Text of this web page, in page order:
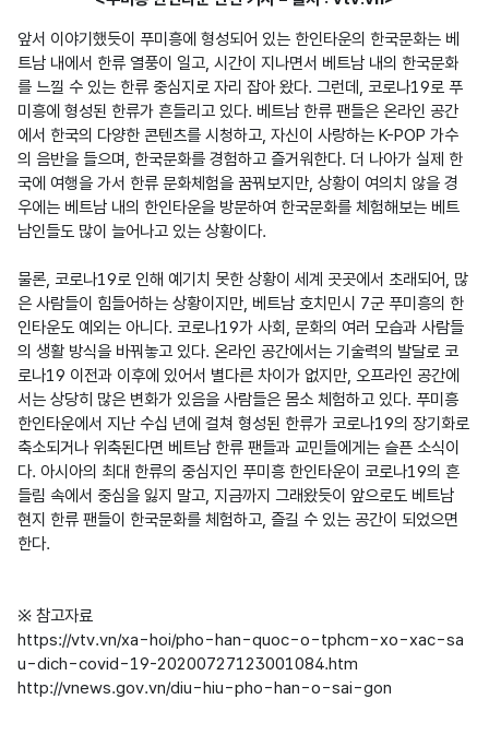
앞서 이야기했듯이 푸미흥에 형성되어 있는 한인타운의 한국문화는 베
트남 내에서 한류 열풍이 일고, 시간이 지나면서 베트남 내의 한국문화
를 느낄 수 있는 한류 중심지로 자리 잡아 왔다. 그런데, 코로나19로 푸
미흥에 형성된 한류가 흔들리고 있다. 베트남 한류 팬들은 온라인 공간
에서 한국의 다양한 콘텐츠를 시청하고, 자신이 사랑하는 K-POP 가수
의 음반을 들으며, 한국문화를 경험하고 즐거워한다. 더 나아가 실제 한
국에 여행을 가서 한류 문화체험을 꿈꿔보지만, 상황이 여의치 않을 경
우에는 베트남 내의 한인타운을 방문하여 한국문화를 체험해보는 베트
남인들도 많이 늘어나고 있는 상황이다.
물론, 코로나19로 인해 예기치 못한 상황이 세계 곳곳에서 초래되어, 많
은 사람들이 힘들어하는 상황이지만, 베트남 호치민시 7군 푸미흥의 한
인타운도 예외는 아니다. 코로나19가 사회, 문화의 여러 모습과 사람들
의 생활 방식을 바꿔놓고 있다. 온라인 공간에서는 기술력의 발달로 코
로나19 이전과 이후에 있어서 별다른 차이가 없지만, 오프라인 공간에
서는 상당히 많은 변화가 있음을 사람들은 몸소 체험하고 있다. 푸미흥
한인타운에서 지난 수십 년에 걸쳐 형성된 한류가 코로나19의 장기화로
축소되거나 위축된다면 베트남 한류 팬들과 교민들에게는 슬픈 소식이
다. 아시아의 최대 한류의 중심지인 푸미흥 한인타운이 코로나19의 흔
들림 속에서 중심을 잃지 말고, 지금까지 그래왔듯이 앞으로도 베트남
현지 한류 팬들이 한국문화를 체험하고, 즐길 수 있는 공간이 되었으면
한다.
※ 참고자료
https://vtv.vn/xa-hoi/pho-han-quoc-o-tphcm-xo-xac-sa
u-dich-covid-19-20200727123001084.htm
http://vnews.gov.vn/diu-hiu-pho-han-o-sai-gon